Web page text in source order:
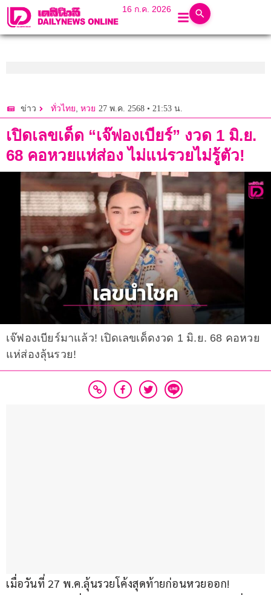
16 ก.ค. 2026
ข่าว ทั่วไทย, หวย 27 พ.ค. 2568 • 21:53 น.
เปิดเลขเด็ด “เจ๊ฟองเบียร์” งวด 1 มิ.ย.
68 คอหวยแห่ส่อง ไม่แน่รวยไม่รู้ตัว!
เจ๊ฟองเบียร์มาแล้ว! เปิดเลขเด็ดงวด 1 มิ.ย. 68 คอหวย
แห่ส่องลุ้นรวย!
เมื่อวันที่ 27 พ.ค.ลุ้นรวยโค้งสุดท้ายก่อนหวยออก!